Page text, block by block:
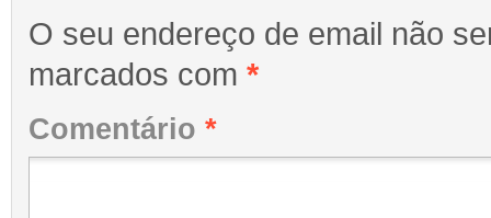
O seu endereço de email não
marcados com *
Comentário *